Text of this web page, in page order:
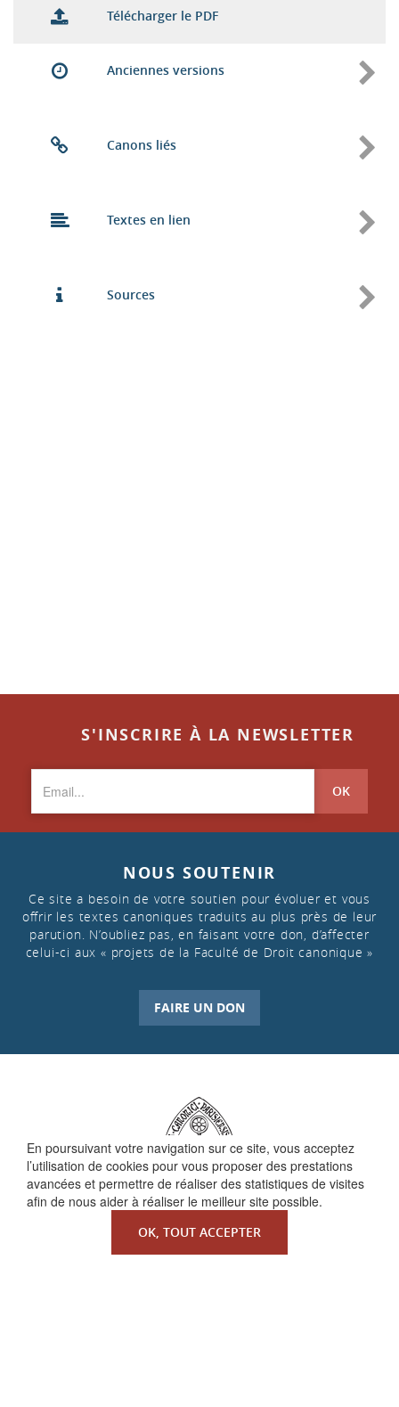
En poursuivant votre navigation sur ce site, vous acceptez
l’utilisation de cookies pour vous proposer des prestations
avancées et permettre de réaliser des statistiques de visites
afin de nous aider à réaliser le meilleur site possible.
OK, TOUT ACCEPTER
Télécharger le PDF
Anciennes versions
Canons liés
Textes en lien
Sources
S'INSCRIRE À LA NEWSLETTER
OK
NOUS SOUTENIR
Ce site a besoin de votre soutien pour évoluer et vous
offrir les textes canoniques traduits au plus près de leur
parution. N’oubliez pas, en faisant votre don, d’affecter
celui-ci aux « projets de la Faculté de Droit canonique »
FAIRE UN DON
QUI SOMMES-NOUS ?